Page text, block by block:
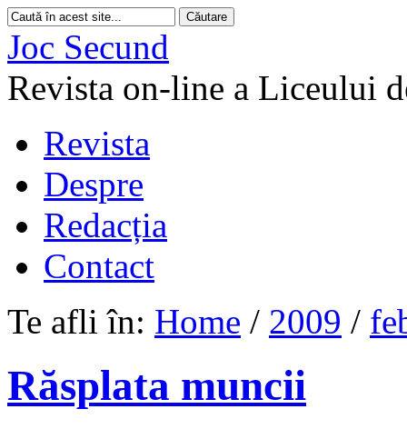
Joc Secund
Revista on-line a Liceului
Revista
Despre
Redacția
Contact
Te afli în: Home / 2009 /
Răsplata muncii